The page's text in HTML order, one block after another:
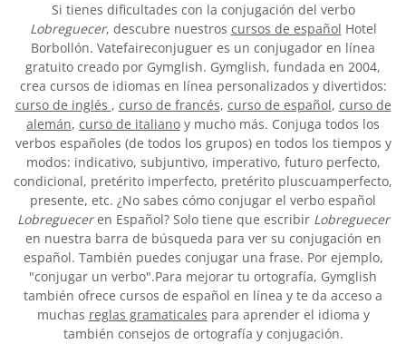
Si tienes dificultades con la conjugación del verbo
Lobreguecer, descubre nuestros cursos de español Hotel
Borbollón. Vatefaireconjuguer es un conjugador en línea
gratuito creado por Gymglish. Gymglish, fundada en 2004,
crea cursos de idiomas en línea personalizados y divertidos:
curso de inglés , curso de francés, curso de español, curso de
alemán, curso de italiano y mucho más. Conjuga todos los
verbos españoles (de todos los grupos) en todos los tiempos y
modos: indicativo, subjuntivo, imperativo, futuro perfecto,
condicional, pretérito imperfecto, pretérito pluscuamperfecto,
presente, etc. ¿No sabes cómo conjugar el verbo español
Lobregueceren Español? Solo tiene que escribir Lobreguecer
en nuestra barra de búsqueda para ver su conjugación en
español. También puedes conjugar una frase. Por ejemplo,
"conjugar un verbo".Para mejorar tu ortografía, Gymglish
también ofrece cursos de español en línea y te da acceso a
muchas reglas gramaticales para aprender el idioma y
también consejos de ortografía y conjugación.